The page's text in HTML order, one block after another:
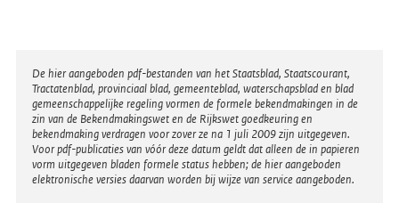
Disclaimer
De hier aangeboden pdf-bestanden van het Staatsblad, Staatscourant,
Tractatenblad, provinciaal blad, gemeenteblad, waterschapsblad en blad
gemeenschappelijke regeling vormen de formele bekendmakingen in de
zin van de Bekendmakingswet en de Rijkswet goedkeuring en
bekendmaking verdragen voor zover ze na 1 juli 2009 zijn uitgegeven.
Voor pdf-publicaties van vóór deze datum geldt dat alleen de in papieren
vorm uitgegeven bladen formele status hebben; de hier aangeboden
elektronische versies daarvan worden bij wijze van service aangeboden.